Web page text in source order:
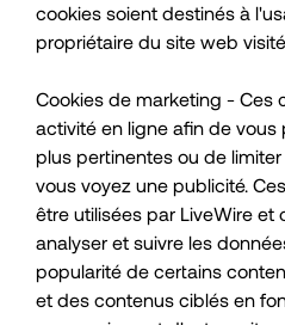
cookies soient destinés à
propriétaire du site web
Cookies de marketing - Ces
activité en ligne afin de
plus pertinentes ou de
vous voyez une publicité.
être utilisées par LiveWire
analyser et suivre les
popularité de certains
et des contenus ciblés en